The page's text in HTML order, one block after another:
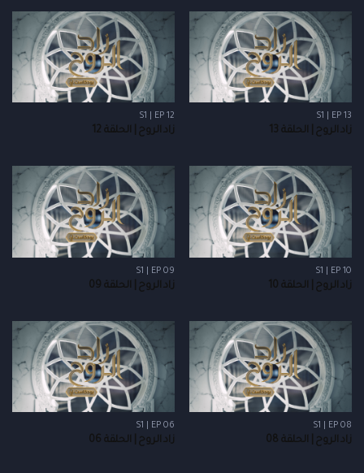
S1 | EP 13
زاد الروح | الحلقة 13
S1 | EP 12
زاد الروح | الحلقة 12
S1 | EP 10
زاد الروح | الحلقة 10
S1 | EP 09
زاد الروح | الحلقة 09
S1 | EP 08
زاد الروح | الحلقة 08
S1 | EP 06
زاد الروح | الحلقة 06